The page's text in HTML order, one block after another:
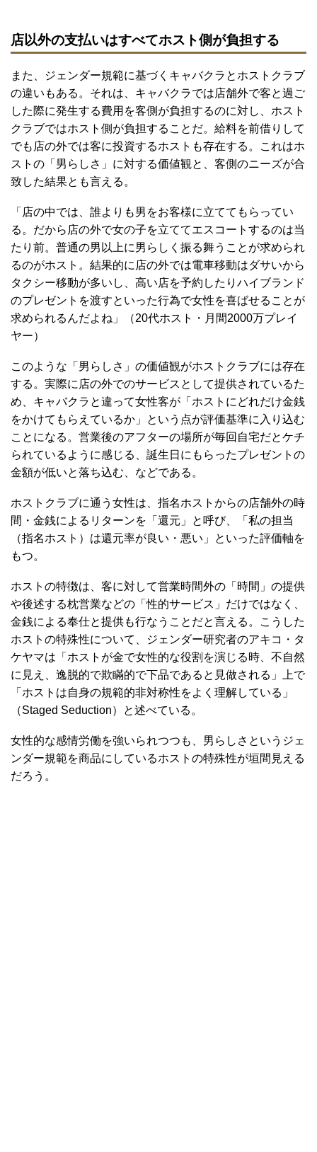
店以外の支払いはすべてホスト側が負担する
また、ジェンダー規範に基づくキャバクラとホストクラブ
の違いもある。それは、キャバクラでは店舗外で客と過ご
した際に発生する費用を客側が負担するのに対し、ホスト
クラブではホスト側が負担することだ。給料を前借りして
でも店の外では客に投資するホストも存在する。これはホ
ストの「男らしさ」に対する価値観と、客側のニーズが合
致した結果とも言える。
「店の中では、誰よりも男をお客様に立ててもらってい
る。だから店の外で女の子を立ててエスコートするのは当
たり前。普通の男以上に男らしく振る舞うことが求められ
るのがホスト。結果的に店の外では電車移動はダサいから
タクシー移動が多いし、高い店を予約したりハイブランド
のプレゼントを渡すといった行為で女性を喜ばせることが
求められるんだよね」（20代ホスト・月間2000万プレイ
ヤー）
このような「男らしさ」の価値観がホストクラブには存在
する。実際に店の外でのサービスとして提供されているた
め、キャバクラと違って女性客が「ホストにどれだけ金銭
をかけてもらえているか」という点が評価基準に入り込む
ことになる。営業後のアフターの場所が毎回自宅だとケチ
られているように感じる、誕生日にもらったプレゼントの
金額が低いと落ち込む、などである。
ホストクラブに通う女性は、指名ホストからの店舗外の時
間・金銭によるリターンを「還元」と呼び、「私の担当
（指名ホスト）は還元率が良い・悪い」といった評価軸を
もつ。
ホストの特徴は、客に対して営業時間外の「時間」の提供
や後述する枕営業などの「性的サービス」だけではなく、
金銭による奉仕と提供も行なうことだと言える。こうした
ホストの特殊性について、ジェンダー研究者のアキコ・タ
ケヤマは「ホストが金で女性的な役割を演じる時、不自然
に見え、逸脱的で欺瞞的で下品であると見做される」上で
「ホストは自身の規範的非対称性をよく理解している」
（Staged Seduction）と述べている。
女性的な感情労働を強いられつつも、男らしさというジェ
ンダー規範を商品にしているホストの特殊性が垣間見える
だろう。